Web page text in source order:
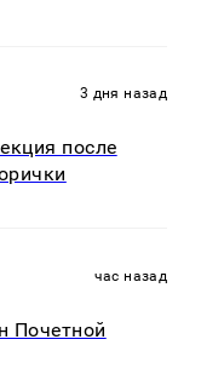
3 дня назад
после
час назад
Почетной